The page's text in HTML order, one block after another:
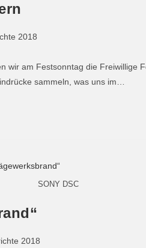
2018
wir am Festsonntag die Freiwillige
sammeln, was uns im…
SONY DSC
2018